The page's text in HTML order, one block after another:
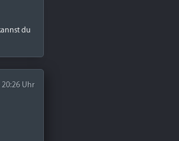
du
20:26 Uhr